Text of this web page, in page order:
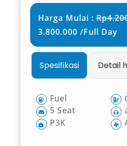
Harga Mulai :
3.800.000 /Full Day
Spesifikasi Detail
Fuel
5 Seat
P3K